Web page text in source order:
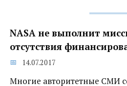
NASA не выполнит
отсутствия
14.07.2017
Многие авторитетные СМИ